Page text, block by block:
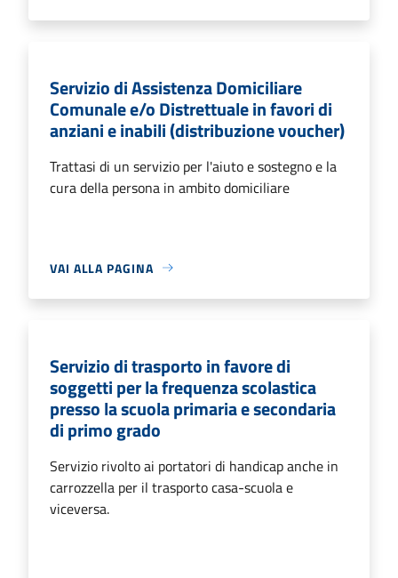
Servizio di Assistenza Domiciliare
Comunale e/o Distrettuale in favori di
anziani e inabili (distribuzione voucher)
Trattasi di un servizio per l'aiuto e sostegno e la
cura della persona in ambito domiciliare
VAI ALLA PAGINA
Servizio di trasporto in favore di
soggetti per la frequenza scolastica
presso la scuola primaria e secondaria
di primo grado
Servizio rivolto ai portatori di handicap anche in
carrozzella per il trasporto casa-scuola e
viceversa.